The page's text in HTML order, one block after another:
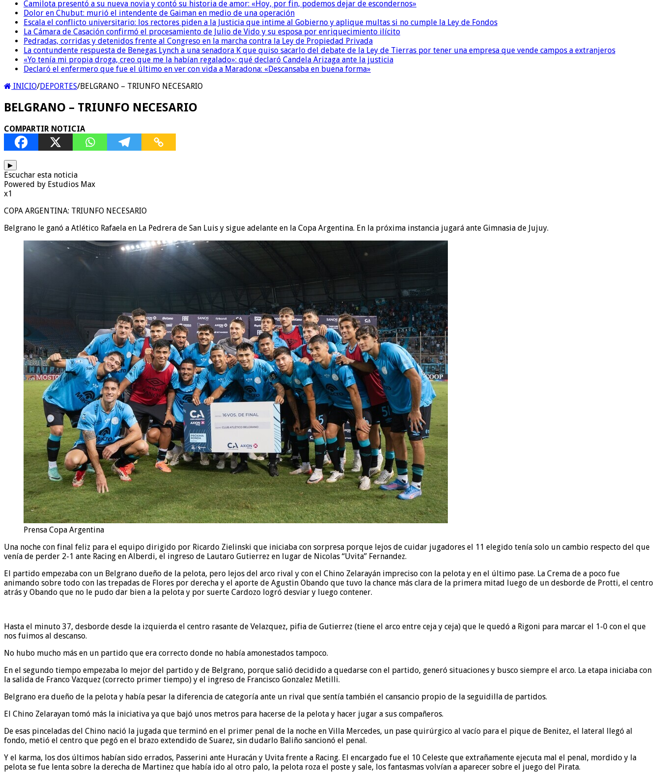
Camilota presentó a su nueva novia y contó su historia de amor: «Hoy, por fin, podemos dejar de escondernos»
Dolor en Chubut: murió el intendente de Gaiman en medio de una operación
Escala el conflicto universitario: los rectores piden a la Justicia que intime al Gobierno y aplique multas si no cumple la Ley de Fondos
La Cámara de Casación confirmó el procesamiento de Julio de Vido y su esposa por enriquecimiento ilícito
Pedradas, corridas y detenidos frente al Congreso en la marcha contra la Ley de Propiedad Privada
La contundente respuesta de Benegas Lynch a una senadora K que quiso sacarlo del debate de la Ley de Tierras por tener una empresa que vende campos a extranjeros
«Yo tenía mi propia droga, creo que me la habían regalado»: qué declaró Candela Arizaga ante la justicia
Declaró el enfermero que fue el último en ver con vida a Maradona: «Descansaba en buena forma»
INICIO/DEPORTES/BELGRANO – TRIUNFO NECESARIO
BELGRANO – TRIUNFO NECESARIO
COMPARTIR NOTICIA
▶
Escuchar esta noticia
Powered by Estudios Max
x1
COPA ARGENTINA: TRIUNFO NECESARIO
Belgrano le ganó a Atlético Rafaela en La Pedrera de San Luis y sigue adelante en la Copa Argentina. En la próxima instancia jugará ante Gimnasia de Jujuy.
Prensa Copa Argentina
Una noche con final feliz para el equipo dirigido por Ricardo Zielinski que iniciaba con sorpresa porque lejos de cuidar jugadores el 11 elegido tenía solo un cambio respecto del que
venía de perder 2-1 ante Racing en Alberdi, el ingreso de Lautaro Gutierrez en lugar de Nicolas “Uvita” Fernandez.
El partido empezaba con un Belgrano dueño de la pelota, pero lejos del arco rival y con el Chino Zelarayán impreciso con la pelota y en el último pase. La Crema de a poco fue
animando sobre todo con las trepadas de Flores por derecha y el aporte de Agustin Obando que tuvo la chance más clara de la primera mitad luego de un desborde de Protti, el centro
atrás y Obando que no le pudo dar bien a la pelota y por suerte Cardozo logró desviar y luego contener.
Hasta el minuto 37, desborde desde la izquierda el centro rasante de Velazquez, pifia de Gutierrez (tiene el arco entre ceja y ceja) que le quedó a Rigoni para marcar el 1-0 con el que
nos fuimos al descanso.
No hubo mucho más en un partido que era correcto donde no había amonestados tampoco.
En el segundo tiempo empezaba lo mejor del partido y de Belgrano, porque salió decidido a quedarse con el partido, generó situaciones y busco siempre el arco. La etapa iniciaba con
la salida de Franco Vazquez (correcto primer tiempo) y el ingreso de Francisco Gonzalez Metilli.
Belgrano era dueño de la pelota y había pesar la diferencia de categoría ante un rival que sentía también el cansancio propio de la seguidilla de partidos.
El Chino Zelarayan tomó más la iniciativa ya que bajó unos metros para hacerse de la pelota y hacer jugar a sus compañeros.
De esas pinceladas del Chino nació la jugada que terminó en el primer penal de la noche en Villa Mercedes, un pase quirúrgico al vacío para el pique de Benitez, el lateral llegó al
fondo, metió el centro que pegó en el brazo extendido de Suarez, sin dudarlo Baliño sancionó el penal.
Y el karma, los dos últimos habían sido errados, Passerini ante Huracán y Uvita frente a Racing. El encargado fue el 10 Celeste que extrañamente ejecuta mal el penal, mordido y la
pelota se fue lenta sobre la derecha de Martinez que había ido al otro palo, la pelota roza el poste y sale, los fantasmas volvían a aparecer sobre el juego del Pirata.